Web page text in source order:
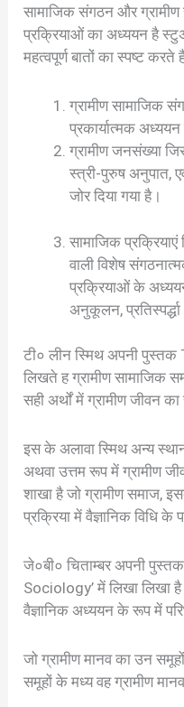
सामाजिक संगठन और ग्रामीण
प्रक्रियाओं का अध्ययन है
महत्वपूर्ण बातों का स्पष्ट करते
ग्रामीण सामाजिक
प्रकार्यात्मक अध्ययन
ग्रामीण जनसंख्या
स्त्री-पुरुष अनुपात,
जोर दिया गया है।
सामाजिक
वाली विशेष
प्रक्रियाओं के
अनुकूलन,
टी० लीन स्मिथ अपनी
लिखते ह ग्रामीण सामाजिक
सही अर्थों में ग्रामीण जीवन
इस के अलावा स्मिथ अन्य
अथवा उत्तम रूप में ग्रामीण
शाखा है जो ग्रामीण समाज,
प्रक्रिया में वैज्ञानिक विधि के
जे०बी० चिताम्बर अपनी
Sociology’ में लिखा लिखा
वैज्ञानिक अध्ययन के रूप में
जो ग्रामीण मानव का उन
समूहों के मध्य वह ग्रामीण